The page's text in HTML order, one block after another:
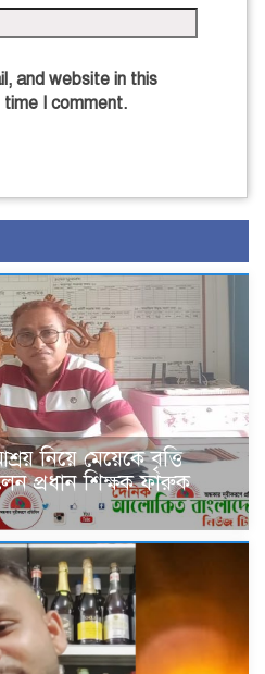
and website in this
I comment.
নিয়ে মেয়েকে বৃত্তি
প্রধান শিক্ষক ফারুক